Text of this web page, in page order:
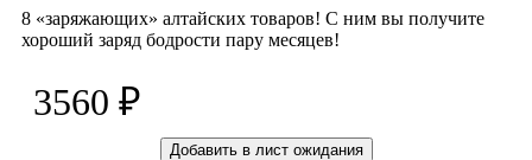
8 «заряжающих» алтайских товаров! С ним вы получите
хороший заряд бодрости пару месяцев!
3560 ₽
Добавить в лист ожидания